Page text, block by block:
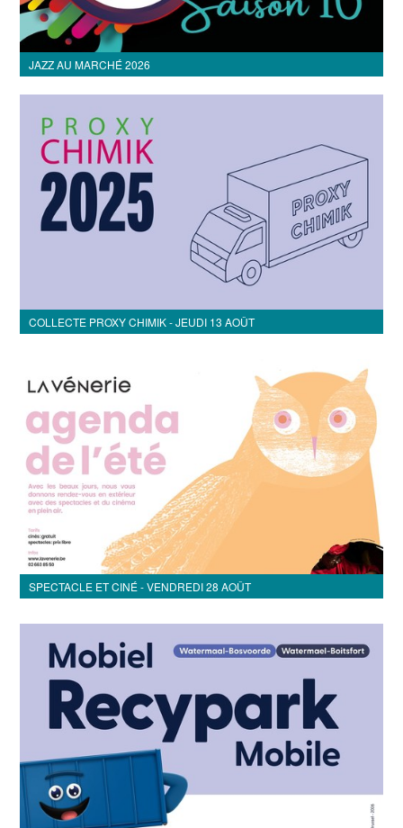
JAZZ AU MARCHÉ 2026
COLLECTE PROXY CHIMIK - JEUDI 13 AOÛT
SPECTACLE ET CINÉ - VENDREDI 28 AOÛT